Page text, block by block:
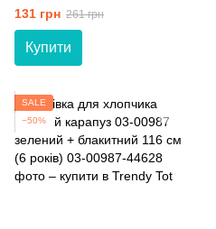
Модний карапуз 03-00996
бежевий 116 см (6 років)
131 грн 261 грн
Купити
SALE
−50%